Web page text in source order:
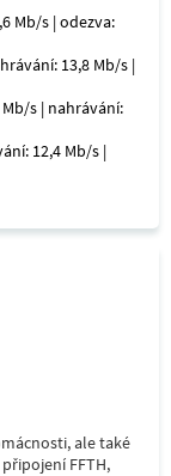
Mb/s | odezva:
13,8 Mb/s |
s | nahrávání:
12,4 Mb/s |
ale také
FFTH,